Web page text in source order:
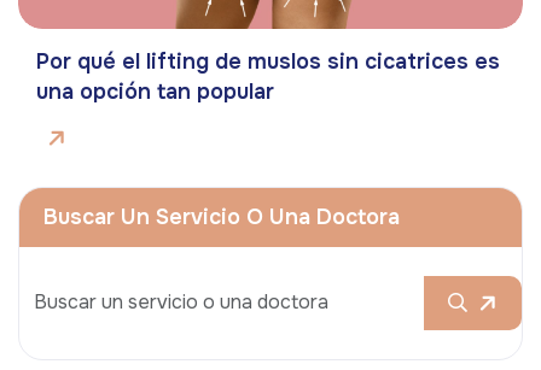
Por qué el lifting de muslos sin cicatrices es
una opción tan popular
Buscar Un Servicio O Una Doctora